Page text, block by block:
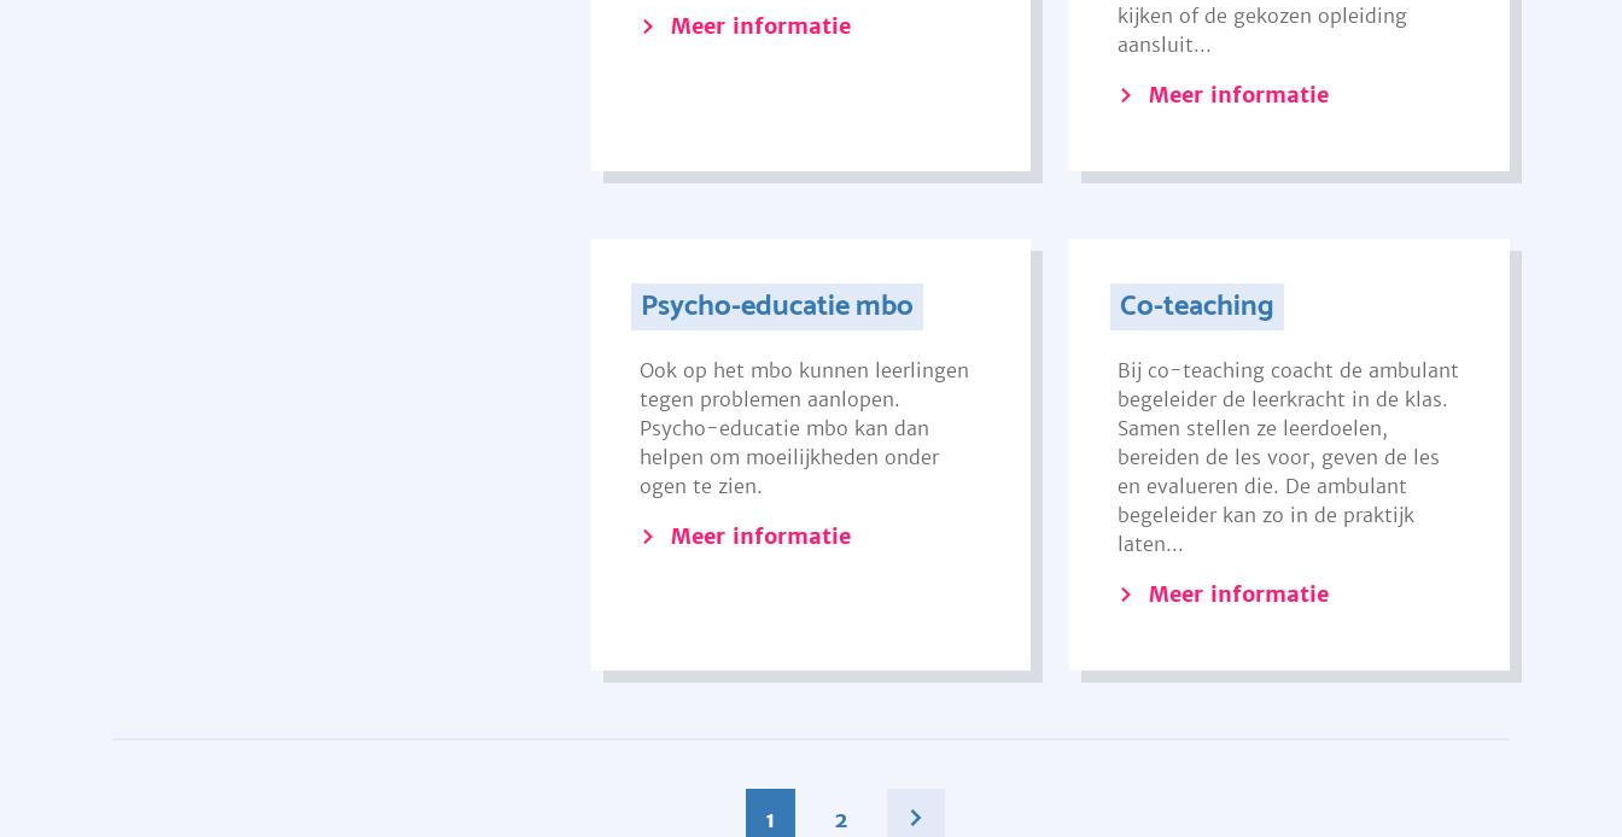
Meer informatie
kijken of de gekozen opleiding
aansluit...
Meer informatie
Psycho-educatie mbo
Ook op het mbo kunnen leerlingen
tegen problemen aanlopen.
Psycho-educatie mbo kan dan
helpen om moeilijkheden onder
ogen te zien.
Meer informatie
Co-teaching
Bij co-teaching coacht de ambulant
begeleider de leerkracht in de klas.
Samen stellen ze leerdoelen,
bereiden de les voor, geven de les
en evalueren die. De ambulant
begeleider kan zo in de praktijk
laten...
Meer informatie
1 2